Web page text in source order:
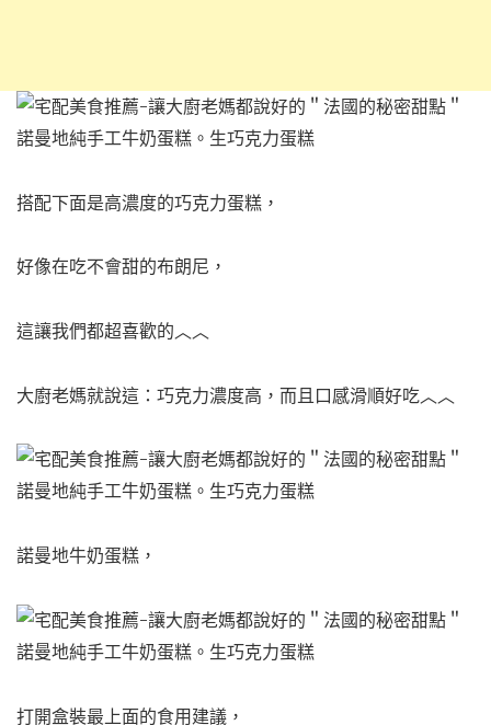
搭配下面是高濃度的巧克力蛋糕，
好像在吃不會甜的布朗尼，
這讓我們都超喜歡的︿︿
大廚老媽就說這：巧克力濃度高，而且口感滑順好吃︿︿
諾曼地牛奶蛋糕，
打開盒裝最上面的食用建議，